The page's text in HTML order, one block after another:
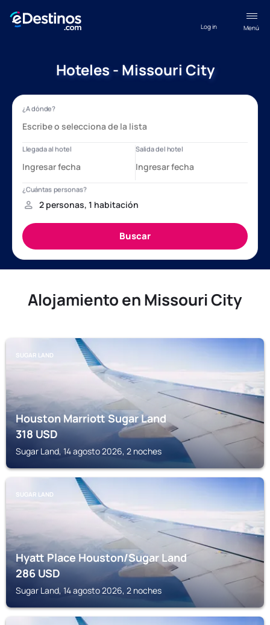
Menú
Log in
Hoteles - Missouri City
Alojamiento en Missouri City
SUGAR LAND
Houston Marriott Sugar Land
318USD
Sugar Land, 14 agosto 2026, 2 noches
SUGAR LAND
Hyatt Place Houston/Sugar Land
286USD
Sugar Land, 14 agosto 2026, 2 noches